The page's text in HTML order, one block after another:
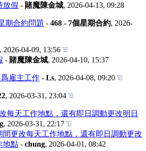
放假 - 賭魔陳金城, 2026-04-13, 09:28
期合約問題 - 468 - 7個星期合約, 2026-
, 2026-04-09, 13:56
- 賭魔陳金城, 2026-04-10, 15:37
雇主工作 - Ls, 2026-04-08, 09:20
, 2026-03-31, 23:04
每天工作地點，還有即日調動更改明日
, 2026-03-31, 22:17
間更改每天工作地點，還有即日調動更改
地點 - chung, 2026-04-01, 08:42